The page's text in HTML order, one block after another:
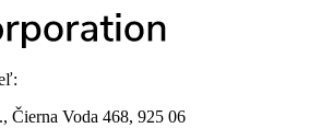
Čierna Voda 468, 925 06